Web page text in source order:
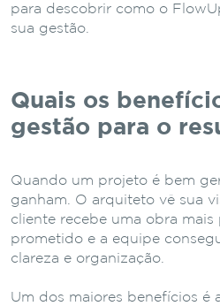
para descobrir como o
sua gestão.
Quais os
gestão para o
Quando um projeto é bem
ganham. O arquiteto vê sua
cliente recebe uma obra
prometido e a equipe
clareza e organização.
Um dos maiores benefícios é